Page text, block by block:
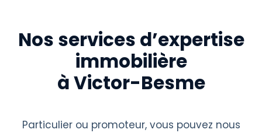
Nos services d’expertise
immobilière
à Victor-Besme
Particulier ou promoteur, vous pouvez nous